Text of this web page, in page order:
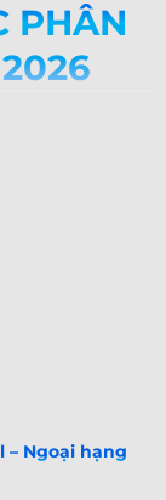
PHÂN
– Ngoại hạng